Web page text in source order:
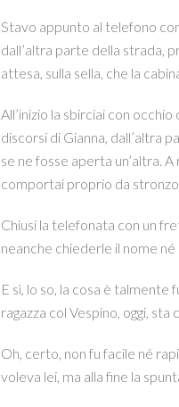
Stavo appunto al telefono
dall’altra parte della strada,
attesa, sulla sella, che la
All’inizio la sbirciai con
discorsi di Gianna, dall’altra
se ne fosse aperta un’altra.
comportai proprio da
Chiusi la telefonata con un
neanche chiederle il nome
E sì, lo so, la cosa è
ragazza col Vespino, oggi,
Oh, certo, non fu facile né
voleva lei, ma alla fine la